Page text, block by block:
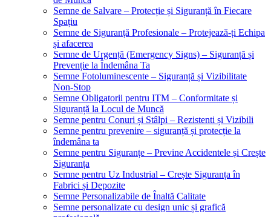
Semne de Salvare – Protecție și Siguranță în Fiecare
Spațiu
Semne de Siguranță Profesionale – Protejează-ți Echipa
și afacerea
Semne de Urgență (Emergency Signs) – Siguranță și
Prevenție la Îndemâna Ta
Semne Fotoluminescente – Siguranță și Vizibilitate
Non-Stop
Semne Obligatorii pentru ITM – Conformitate și
Siguranță la Locul de Muncă
Semne pentru Conuri și Stâlpi – Rezistenti și Vizibili
Semne pentru prevenire – siguranță și protecție la
îndemâna ta
Semne pentru Siguranțe – Previne Accidentele și Crește
Siguranța
Semne pentru Uz Industrial – Crește Siguranța în
Fabrici și Depozite
Semne Personalizabile de Înaltă Calitate
Semne personalizate cu design unic și grafică